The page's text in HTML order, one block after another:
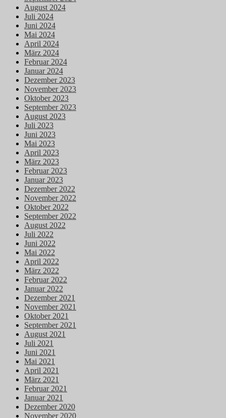
August 2024
Juli 2024
Juni 2024
Mai 2024
April 2024
März 2024
Februar 2024
Januar 2024
Dezember 2023
November 2023
Oktober 2023
September 2023
August 2023
Juli 2023
Juni 2023
Mai 2023
April 2023
März 2023
Februar 2023
Januar 2023
Dezember 2022
November 2022
Oktober 2022
September 2022
August 2022
Juli 2022
Juni 2022
Mai 2022
April 2022
März 2022
Februar 2022
Januar 2022
Dezember 2021
November 2021
Oktober 2021
September 2021
August 2021
Juli 2021
Juni 2021
Mai 2021
April 2021
März 2021
Februar 2021
Januar 2021
Dezember 2020
November 2020